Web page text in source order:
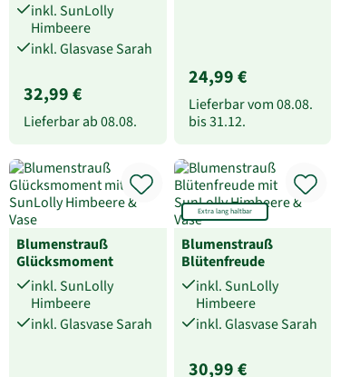
inkl. SunLolly
Himbeere
inkl. Glasvase Sarah
32,99 €
Lieferbar ab08.08.
24,99 €
Lieferbar vom08.08.
bis31.12.
Blumenstrauß
Glücksmoment
inkl. SunLolly
Himbeere
inkl. Glasvase Sarah
Extra lang haltbar
Blumenstrauß
Blütenfreude
inkl. SunLolly
Himbeere
inkl. Glasvase Sarah
30,99 €